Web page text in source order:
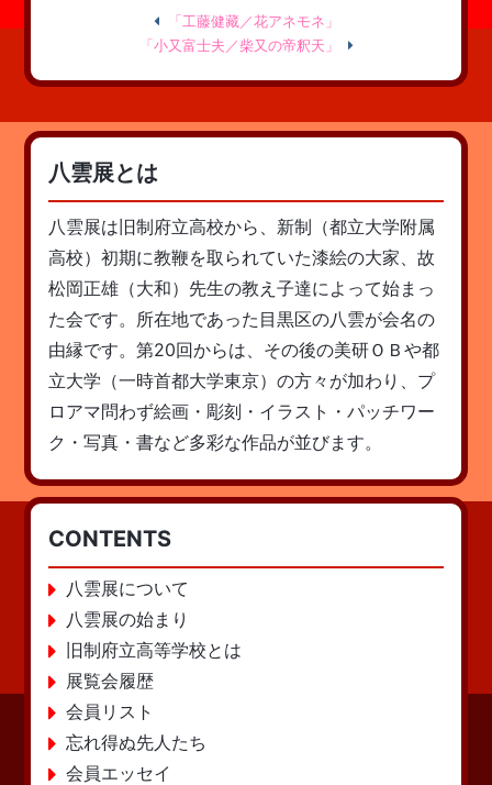
「工藤健藏／花アネモネ」
「小又富士夫／柴又の帝釈天」
八雲展とは
八雲展は旧制府立高校から、新制（都立大学附属
高校）初期に教鞭を取られていた漆絵の大家、故
松岡正雄（大和）先生の教え子達によって始まっ
た会です。所在地であった目黒区の八雲が会名の
由縁です。第20回からは、その後の美研ＯＢや都
立大学（一時首都大学東京）の方々が加わり、プ
ロアマ問わず絵画・彫刻・イラスト・パッチワー
ク・写真・書など多彩な作品が並びます。
CONTENTS
八雲展について
八雲展の始まり
旧制府立高等学校とは
展覧会履歴
会員リスト
忘れ得ぬ先人たち
会員エッセイ